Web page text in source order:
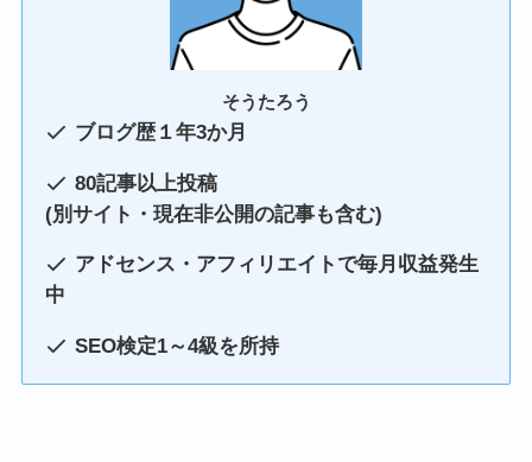
そうたろう
ブログ歴１年3か月
80記事以上投稿
(別サイト・現在非公開の記事も含む)
アドセンス・アフィリエイトで毎月収益発生
中
SEO検定1～4級を所持